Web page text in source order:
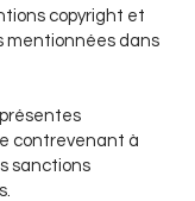
copyright et
mentionnées dans
contrevenant à
sanctions